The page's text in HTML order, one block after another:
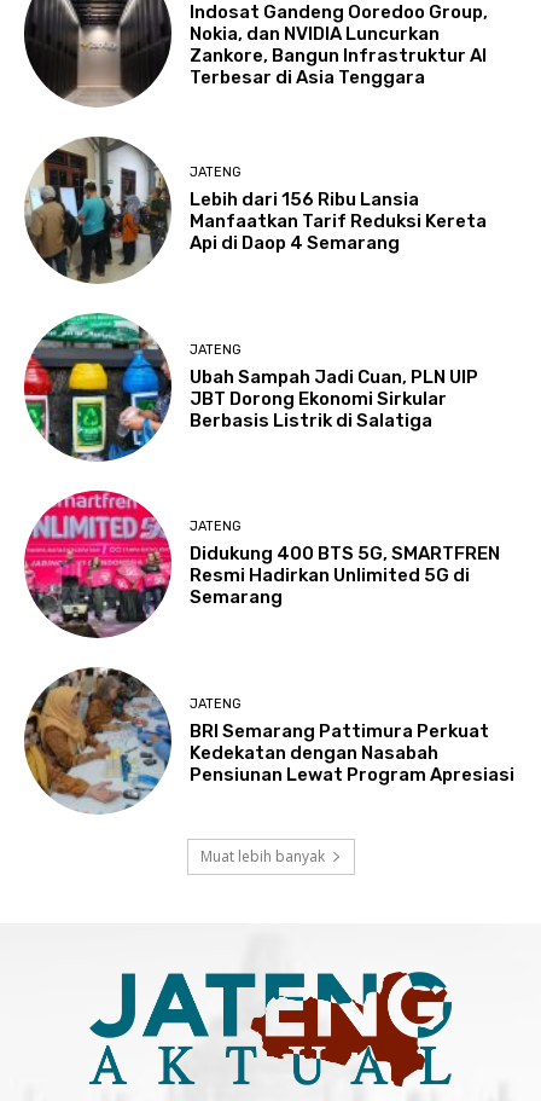
Indosat Gandeng Ooredoo Group,
Nokia, dan NVIDIA Luncurkan
Zankore, Bangun Infrastruktur AI
Terbesar di Asia Tenggara
JATENG
Lebih dari 156 Ribu Lansia
Manfaatkan Tarif Reduksi Kereta
Api di Daop 4 Semarang
JATENG
Ubah Sampah Jadi Cuan, PLN UIP
JBT Dorong Ekonomi Sirkular
Berbasis Listrik di Salatiga
JATENG
Didukung 400 BTS 5G, SMARTFREN
Resmi Hadirkan Unlimited 5G di
Semarang
JATENG
BRI Semarang Pattimura Perkuat
Kedekatan dengan Nasabah
Pensiunan Lewat Program Apresiasi
Muat lebih banyak